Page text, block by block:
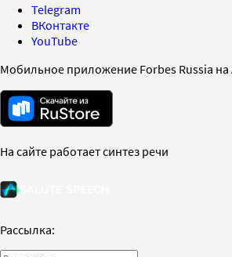
Telegram
ВКонтакте
YouTube
Мобильное приложение Forbes Russia
На сайте работает синтез речи
Рассылка: